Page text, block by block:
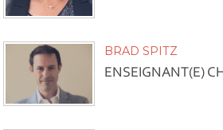
BRAD SPITZ
ENSEIGNANT(E)